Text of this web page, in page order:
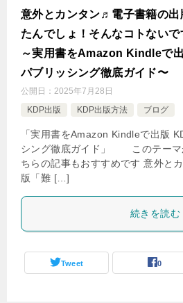
意外とカンタン♬電子書籍の出
たんでしょ！そんなコトないで
～実用書をAmazon Kindleで
パブリッシング徹底ガイド〜
公開日： 2025年7月28日
KDP出版
KDP出版方法 ブログ
「実用書をAmazon Kindleで出版
シング徹底ガイド」 このテーマ
ちらの記事もおすすめです 意外と
版「難 […]
続きを読む
Tweet 0